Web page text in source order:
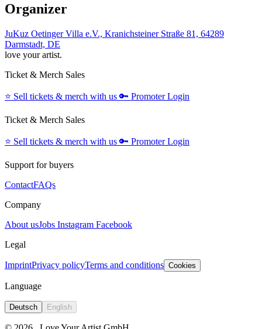
Organizer
JuKuz Oetinger Villa e.V., Kranichsteiner Straße 81, 64289
Darmstadt, DE
love your artist.
Ticket & Merch Sales
⭐️ Sell tickets & merch with us 🔑 Promoter Login
Ticket & Merch Sales
⭐️ Sell tickets & merch with us 🔑 Promoter Login
Support for buyers
ContactFAQs
Company
About usJobs Instagram Facebook
Legal
ImprintPrivacy policyTerms and conditions Cookies
Language
Deutsch English